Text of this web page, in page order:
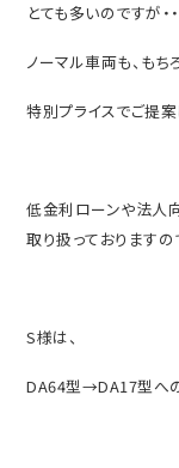
とても多いのですが・・
ノーマル車両も、もち
特別プライスでご提
低金利ローンや法人
取り扱っております
S様は、
DA64型→DA17型へ